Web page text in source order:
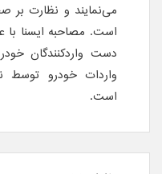
می‌نمایند و نظارت بر
است. مصاحبه ایسنا
دست وارد‌کنندگان
واردات خودرو توسط
است.